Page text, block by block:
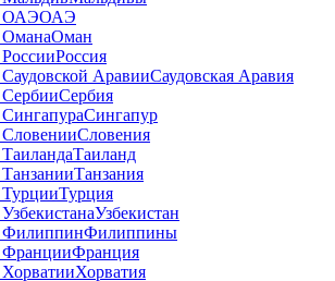
ОАЭ
Оман
Россия
Саудовская Аравия
Сербия
Сингапур
Словения
Таиланд
Танзания
Турция
Узбекистан
Филиппины
Франция
Хорватия